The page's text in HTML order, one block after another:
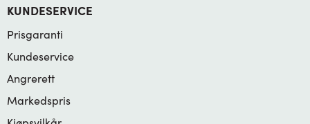
KUNDESERVICE
Prisgaranti
Kundeservice
Angrerett
Markedspris